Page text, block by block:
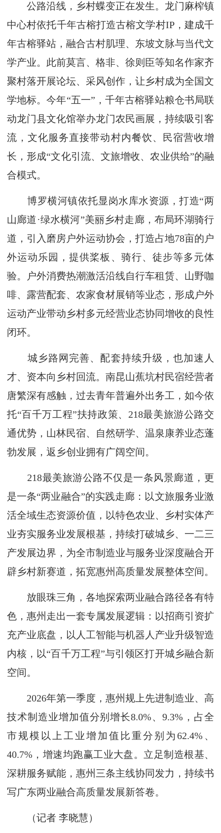
公路沿线，乡村蝶变正在发生。龙门麻榨镇
中心村依托千年古榕打造古榕文学村IP，建成千
年古榕驿站，融合古村肌理、东坡文脉与当代文
学产业。此前莫言、格非、徐则臣等知名作家齐
聚村落开展论坛、采风创作，让乡村成为全国文
学地标。今年“五一”，千年古榕驿站粮仓书局联
动龙门县文化馆举办龙门农民画展，持续吸引客
流，文化服务直接带动村内餐饮、民宿营收增
长，形成“文化引流、文旅增收、农业供给”的融
合模式。
博罗横河镇依托显岗水库水资源，打造“两
山廊道·绿水横河”美丽乡村走廊，布局环湖骑行
道，引入磨房户外运动协会，打造占地78亩的户
外运动乐园，提供桨板、骑行、徒步等多元体
验。户外消费热潮激活沿线自行车租赁、山野咖
啡、露营配套、农家食材展销等业态，形成户外
运动产业带动乡村多元经营业态协同增收的良性
闭环。
城乡路网完善、配套持续升级，也加速人
才、资本向乡村回流。南昆山蕉坑村民宿经营者
唐繁深有感触，过去青年普遍外出务工，如今依
托“百千万工程”扶持政策、218最美旅游公路交
通优势，山林民宿、自然研学、温泉康养业态蓬
勃发展，返乡创业拥有广阔空间。
218最美旅游公路不仅是一条风景廊道，更
是一条“两业融合”的实践走廊：以文旅服务业激
活全域生态资源价值，以特色农业、乡村实体产
业夯实服务业发展根基，持续打破城乡、一二三
产发展边界，为全市制造业与服务业深度融合开
辟乡村新赛道，拓宽惠州高质量发展整体空间。
放眼珠三角，各地探索两业融合路径各有特
色，惠州走出一套专属发展逻辑：以招商引资扩
充产业底盘，以人工智能与机器人产业升级智造
内核，以“百千万工程”与引领区打开城乡融合新
空间。
2026年第一季度，惠州规上先进制造业、高
技术制造业增加值分别增长8.0%、9.3%，占全
市规模以上工业增加值比重分别为62.4%、
40.7%，增速均跑赢工业大盘。立足制造根基、
深耕服务赋能，惠州三条主线协同发力，持续书
写广东两业融合高质量发展新答卷。
（记者 李晓慧）